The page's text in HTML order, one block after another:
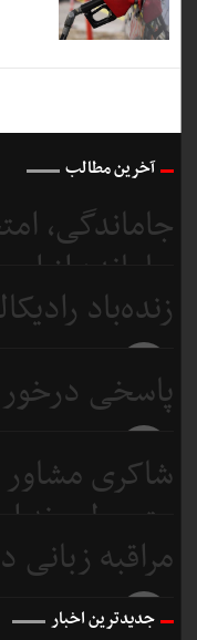
آخرین مطالب
جاماندگی،
جامانده از
4 روز
زنده‌باد
پاسخی درخور
شاکری مشاور
متوسطیم نه
7 روز
مراقبه
قبل
جدیدترین اخبار